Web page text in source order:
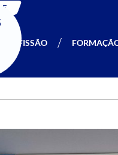
PROFISSÃO